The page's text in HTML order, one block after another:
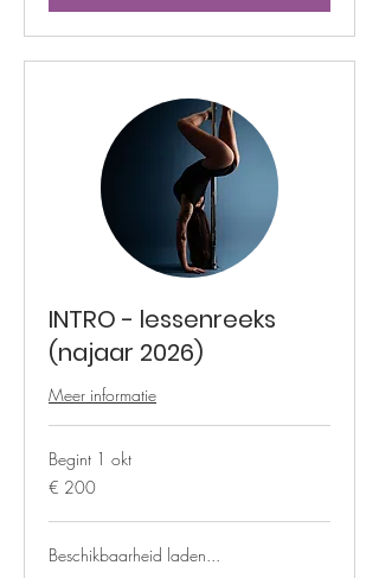
INTRO - lessenreeks
(najaar 2026)
Meer informatie
Begint 1 okt
200
euro
€ 200
Beschikbaarheid laden...